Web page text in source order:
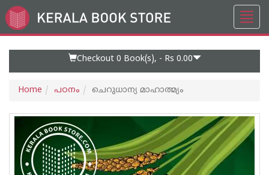
Go
to
Checkout 0 Book(s), - Rs 0.00
Home പഠനം ചെറുധാന്യ മാഹാത്മ്യം